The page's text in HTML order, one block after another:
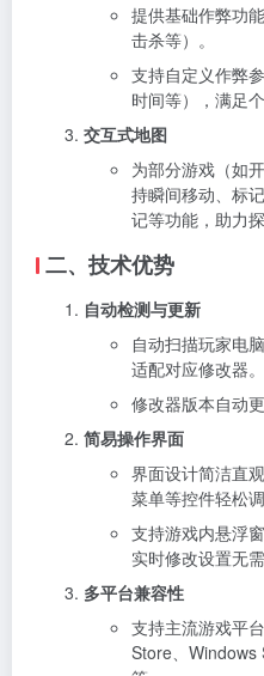
提供基础作弊功
击杀等）。
支持自定义作弊
时间等），满足个
交互式地图
为部分游戏（如
持瞬间移动、标
记等功能，助力
二、技术优势
自动检测与更新
自动扫描玩家电
适配对应修改器。
修改器版本自动
简易操作界面
界面设计简洁直
菜单等控件轻松
支持游戏内悬浮
实时修改设置无需
多平台兼容性
支持主流游戏平
Store、Windows